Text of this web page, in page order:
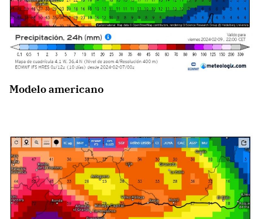
Modelo americano